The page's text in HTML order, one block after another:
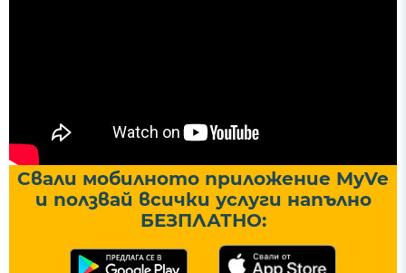
Свали мобилното приложение MyVe
и ползвай всички услуги напълно
БЕЗПЛАТНО: